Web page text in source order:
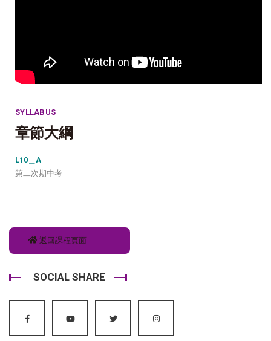
SYLLABUS
章節大綱
L10＿A
第二次期中考
返回課程頁面
SOCIAL SHARE